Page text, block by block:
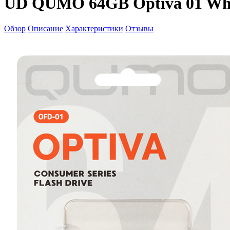
Обзор Описание Характеристики Отзывы